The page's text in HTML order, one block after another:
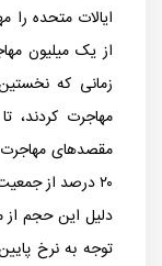
ایالات متحده
از یک میلیون
زمانی که
مهاجرت کردند،
مقصدهای
۲۰ درصد از جمعیت مهاجران جهان در آمریکا زندگی می‌کنند.
دلیل این حجم از
توجه به نرخ